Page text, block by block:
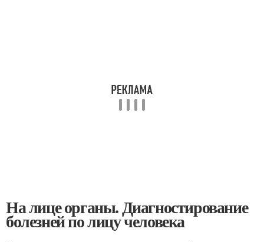
На лице органы. Диагностирование
болезней по лицу человека